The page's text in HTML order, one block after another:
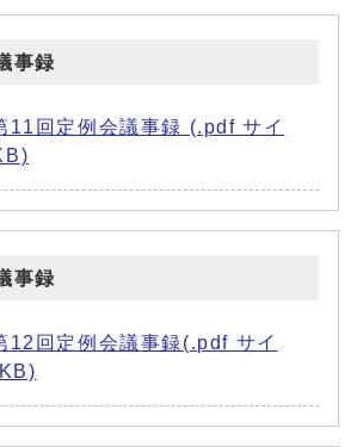
事録
11回定例会議事録 (.pdf サイ
事録
12回定例会議事録(.pdf サイ